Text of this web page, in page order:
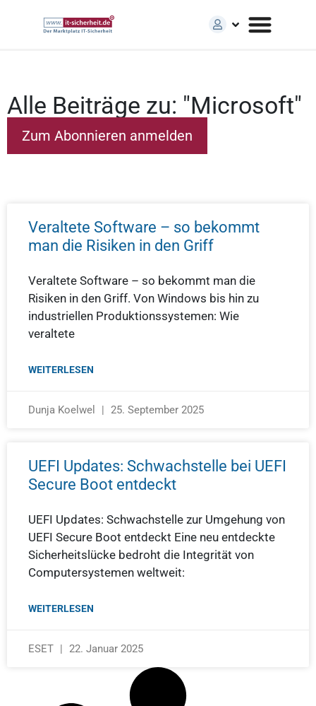
Alle Beiträge zu: "Microsoft"
Veraltete Software – so bekommt
man die Risiken in den Griff
Veraltete Software – so bekommt man die
Risiken in den Griff. Von Windows bis hin zu
industriellen Produktionssystemen: Wie
veraltete
WEITERLESEN
Dunja Koelwel 25. September 2025
UEFI Updates: Schwachstelle bei UEFI
Secure Boot entdeckt
UEFI Updates: Schwachstelle zur Umgehung von
UEFI Secure Boot entdeckt Eine neu entdeckte
Sicherheitslücke bedroht die Integrität von
Computersystemen weltweit:
WEITERLESEN
ESET 22. Januar 2025